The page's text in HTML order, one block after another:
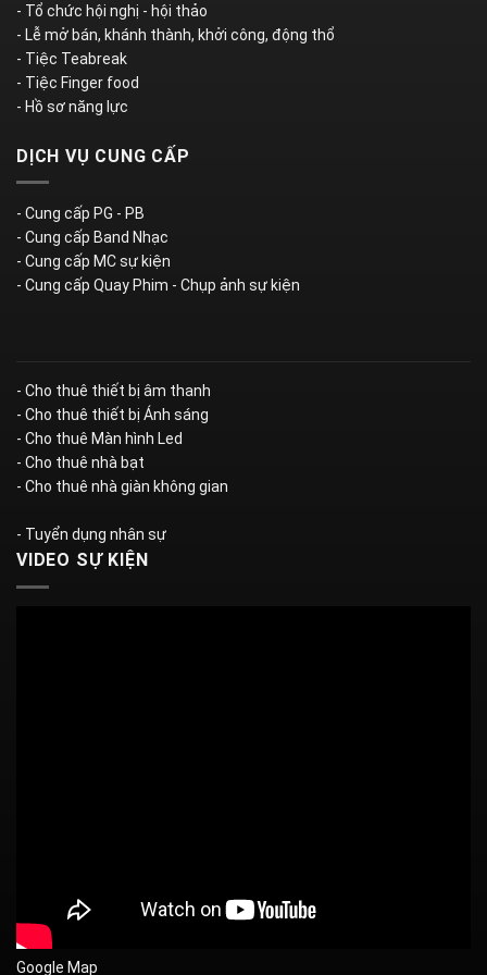
- Tổ chức hội nghị - hội thảo
- Lễ mở bán, khánh thành, khởi công, động thổ
- Tiệc Teabreak
- Tiệc Finger food
- Hồ sơ năng lực
DỊCH VỤ CUNG CẤP
- Cung cấp PG - PB
- Cung cấp Band Nhạc
- Cung cấp MC sự kiện
- Cung cấp Quay Phim - Chụp ảnh sự kiện
- Cho thuê thiết bị âm thanh
- Cho thuê thiết bị Ánh sáng
- Cho thuê Màn hình Led
- Cho thuê nhà bạt
- Cho thuê nhà giàn không gian
- Tuyển dụng nhân sự
VIDEO SỰ KIỆN
Google Map